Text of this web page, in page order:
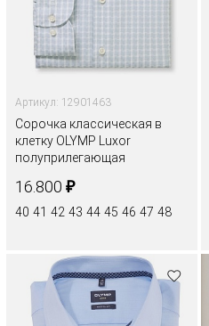
Артикул: 12901463
Сорочка классическая в
клетку OLYMP Luxor
полуприлегающая
16.800 ₽
40 41 42 43 44 45 46 47 48